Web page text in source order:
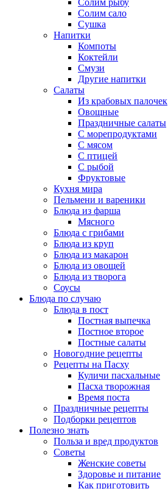
Солим рыбу
Солим сало
Сушка
Напитки
Компоты
Коктейли
Смузи
Другие напитки
Салаты
Из крабовых палочек
Овощные
Праздничные салаты
С морепродуктами
С мясом
С птицей
С рыбой
Фруктовые
Кухня мира
Пельмени и вареники
Блюда из фарша
Мясного
Блюда с грибами
Блюда из круп
Блюда из макарон
Блюда из овощей
Блюда из творога
Соусы
Блюда по случаю
Блюда в пост
Постная выпечка
Постное второе
Постные салаты
Новогодние рецепты
Рецепты на Пасху
Куличи пасхальные
Пасха творожная
Время поста
Праздничные рецепты
Подборки рецептов
Полезно знать
Польза и вред продуктов
Советы
Женские советы
Здоровье и питание
Как приготовить